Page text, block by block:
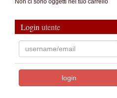
Non ci sono oggetti nel tuo carrello
Login utente